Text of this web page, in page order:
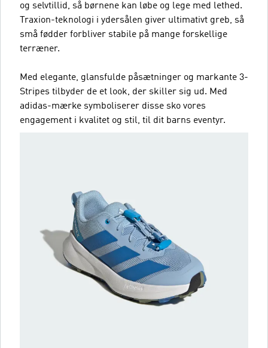
og selvtillid, så børnene kan løbe og lege med lethed.
Traxion-teknologi i ydersålen giver ultimativt greb, så
små fødder forbliver stabile på mange forskellige
terræner.
Med elegante, glansfulde påsætninger og markante 3-
Stripes tilbyder de et look, der skiller sig ud. Med
adidas-mærke symboliserer disse sko vores
engagement i kvalitet og stil, til dit barns eventyr.